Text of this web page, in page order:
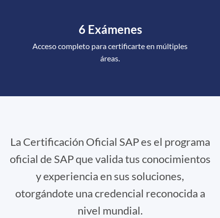
6 Exámenes
Acceso completo para certificarte en múltiples
áreas.
La Certificación Oficial SAP es el programa
oficial de SAP que valida tus conocimientos
y experiencia en sus soluciones,
otorgándote una credencial reconocida a
nivel mundial.